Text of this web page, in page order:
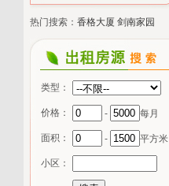
热门搜索： 香格大厦 剑南家园
类型：
价格： - 每月
面积： - 平方米
小区：